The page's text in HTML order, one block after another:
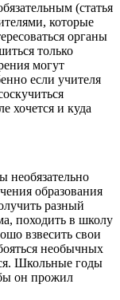
(статья
которые
органы
только
могут
если учителя
хочется и куда
необязательно
образования
разный
походить в школу
взвесить свои
необычных
Школьные годы
он прожил